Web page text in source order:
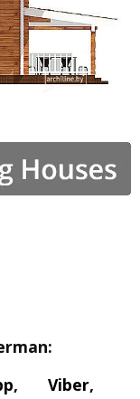
, Viber,